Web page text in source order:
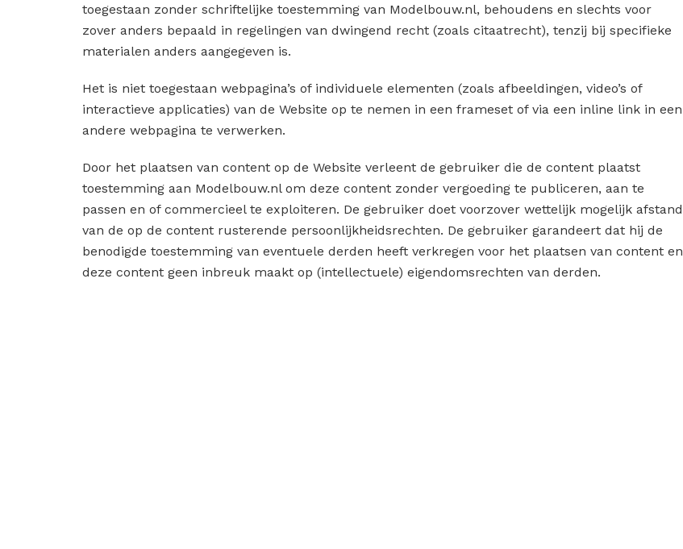
toegestaan zonder schriftelijke toestemming van Modelbouw.nl, behoudens en slechts voor
zover anders bepaald in regelingen van dwingend recht (zoals citaatrecht), tenzij bij specifieke
materialen anders aangegeven is.
Het is niet toegestaan webpagina’s of individuele elementen (zoals afbeeldingen, video’s of
interactieve applicaties) van de Website op te nemen in een frameset of via een inline link in een
andere webpagina te verwerken.
Door het plaatsen van content op de Website verleent de gebruiker die de content plaatst
toestemming aan Modelbouw.nl om deze content zonder vergoeding te publiceren, aan te
passen en of commercieel te exploiteren. De gebruiker doet voorzover wettelijk mogelijk afstand
van de op de content rusterende persoonlijkheidsrechten. De gebruiker garandeert dat hij de
benodigde toestemming van eventuele derden heeft verkregen voor het plaatsen van content en
deze content geen inbreuk maakt op (intellectuele) eigendomsrechten van derden.